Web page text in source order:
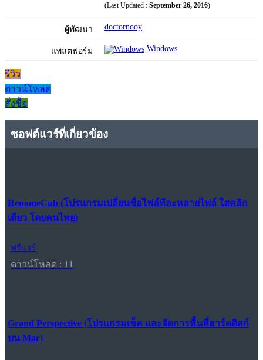
(Last Updated : September 26, 2016)
ผู้พัฒนา doctornooy
แพลตฟอร์ม Windows
รีวิว
ดาวน์โหลด
สั่งซื้อ
ซอฟต์แวร์ที่เกี่ยวข้อง
RenameCub (โปรแกรมเปลี่ยนชื่อไฟล์ทีละหลายไฟล์ ใสคลิก
เดียว โดยคนไทย)
ฟรีแวร์
ดาวน์โหลด : 11
Grand Perspective (โปรแกรมเช็ค และจัดการพื้นที่ฮาร์ดดิสก์
บน Mac)